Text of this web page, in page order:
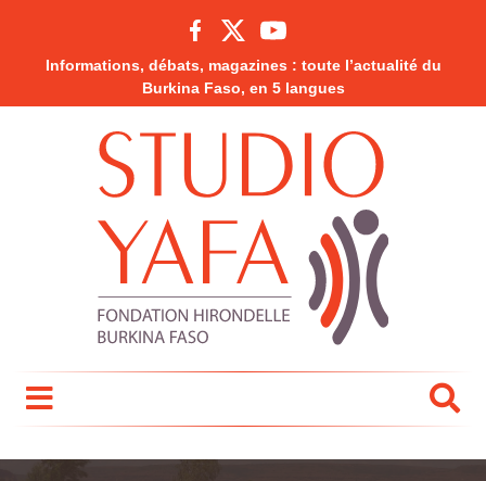
Informations, débats, magazines : toute l’actualité du
Burkina Faso, en 5 langues